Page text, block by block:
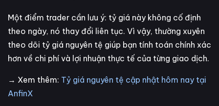
Một điểm trader cần lưu ý: tỷ giá này không cố định
theo ngày, nó thay đổi liên tục. Vì vậy, thường xuyên
theo dõi tỷ giá nguyên tệ giúp bạn tính toán chính xác
hơn về chi phí và lợi nhuận thực tế của từng giao dịch.
→ Xem thêm: Tỷ giá nguyên tệ cập nhật hôm nay tại
AnfinX